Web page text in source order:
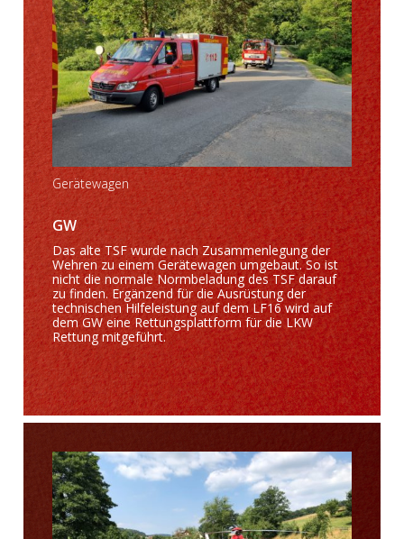
Gerätewagen
GW
Das alte TSF wurde nach Zusammenlegung der
Wehren zu einem Gerätewagen umgebaut. So ist
nicht die normale Normbeladung des TSF darauf
zu finden. Ergänzend für die Ausrüstung der
technischen Hilfeleistung auf dem LF16 wird auf
dem GW eine Rettungsplattform für die LKW
Rettung mitgeführt.